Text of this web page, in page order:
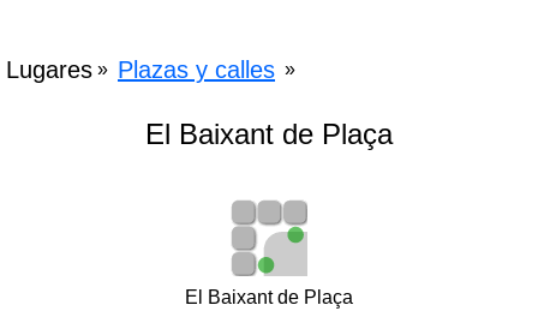
Lugares » Plazas y calles »
El Baixant de Plaça
El Baixant de Plaça